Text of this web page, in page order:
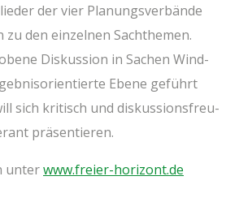
der vier Pla­nungs­ver­bän­de
den ein­zel­nen Sach­the­men.
Dis­kus­si­on in Sachen Wind­
Ebe­ne geführt
sich kri­tisch und dis­kus­si­ons­freu­
präsentieren.
unterwww.freier-horizont.de